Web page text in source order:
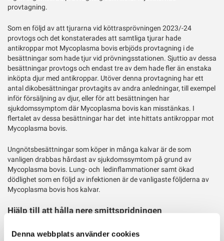
Denna webbplats använder cookies
provtagning.
Som en följd av att tjurarna vid köttrasprövningen 2023/-24
provtogs och det konstaterades att samtliga tjurar hade
antikroppar mot Mycoplasma bovis erbjöds provtagning i de
besättningar som hade tjur vid prövningsstationen. Sjuttio av dessa
besättningar provtogs och endast tre av dem hade fler än enstaka
inköpta djur med antikroppar. Utöver denna provtagning har ett
antal dikobesättningar provtagits av andra anledningar, till exempel
inför försäljning av djur, eller för att besättningen har
sjukdomssymptom där Mycoplasma bovis kan misstänkas. I
flertalet av dessa besättningar har det inte hittats antikroppar mot
Mycoplasma bovis.
Ungnötsbesättningar som köper in många kalvar är de som
vanligen drabbas hårdast av sjukdomssymtom på grund av
Mycoplasma bovis. Lung- och ledinflammationer samt ökad
dödlighet som en följd av infektionen är de vanligaste följderna av
Mycoplasma bovis hos kalvar.
Hjälp till att hålla nere smittspridningen
ett gott läge avseende Mycoplasma bovis, väl värt att skydda. I